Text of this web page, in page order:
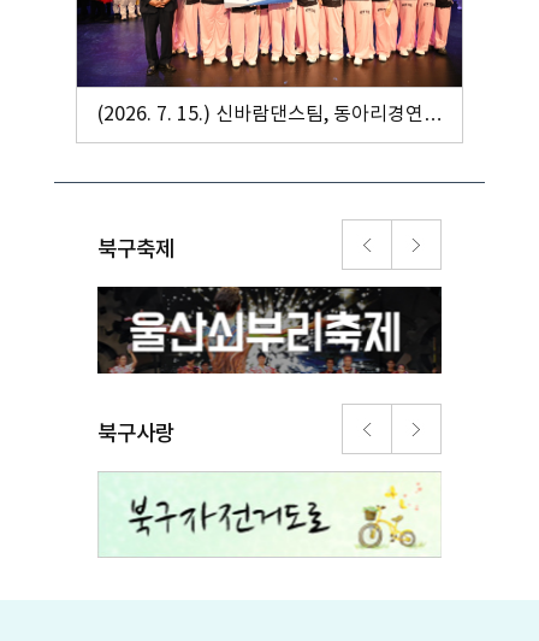
(2026. 7. 15.) 신바람댄스팀, 동아리경연대
북구축제
북구사랑